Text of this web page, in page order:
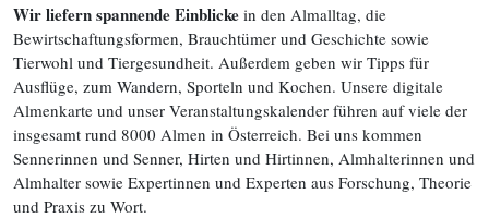
Wir liefern spannende Einblicke in den Almalltag, die
Bewirtschaftungsformen, Brauchtümer und Geschichte sowie
Tierwohl und Tiergesundheit. Außerdem geben wir Tipps für
Ausflüge, zum Wandern, Sporteln und Kochen. Unsere digitale
Almenkarte und unser Veranstaltungskalender führen auf viele der
insgesamt rund 8000 Almen in Österreich. Bei uns kommen
Sennerinnen und Senner, Hirten und Hirtinnen, Almhalterinnen und
Almhalter sowie Expertinnen und Experten aus Forschung, Theorie
und Praxis zu Wort.